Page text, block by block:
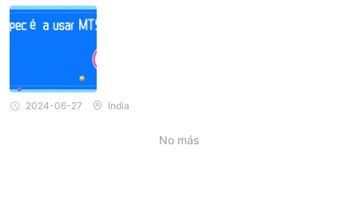
2024-06-27 India
No más